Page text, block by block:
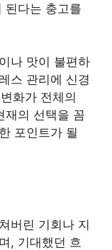
된다는 충고를
나 맛이 불편하
스 관리에 신경
화가 전체의
재의 선택을 꼼
포인트가 될
버린 기회나 지
, 기대했던 흐